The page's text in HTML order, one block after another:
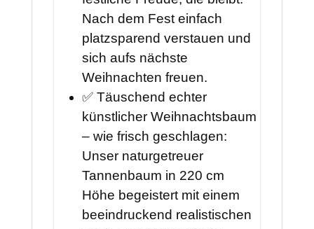
Nach dem Fest einfach
platzsparend verstauen und
sich aufs nächste
Weihnachten freuen.
✅ Täuschend echter
künstlicher Weihnachtsbaum
– wie frisch geschlagen:
Unser naturgetreuer
Tannenbaum in 220 cm
Höhe begeistert mit einem
beeindruckend realistischen